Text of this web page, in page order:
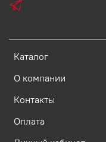
Каталог
О компании
Контакты
Оплата